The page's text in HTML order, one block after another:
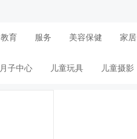
教育 服务 美容保健 家居
月子中心 儿童玩具 儿童摄影